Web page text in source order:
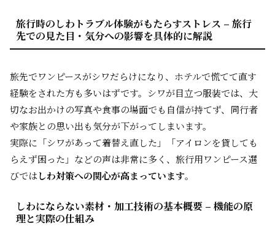
旅行時のしわトラブル体験がもたらすストレス – 旅行
先での見た目・気分への影響を具体的に解説
旅先でワンピースがシワだらけになり、ホテルで慌てて直す
経験をされた方も多いはずです。シワが目立つ服装では、大
切なお出かけの写真や食事の場面でも自信が持てず、同行者
や家族との思い出も気分が下がってしまいます。
実際に「シワがあって着替え直した」「アイロンを貸しても
らえず困った」などの声は非常に多く、旅行用ワンピース選
びではしわ対策への関心が高まっています。
しわにならない素材・加工技術の基本概要 – 機能の原
理と実際の仕組み